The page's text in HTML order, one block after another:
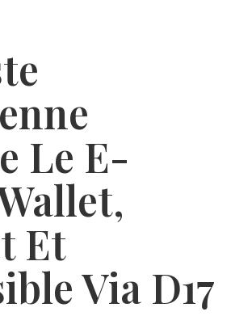
Le E-
Et
Via D17